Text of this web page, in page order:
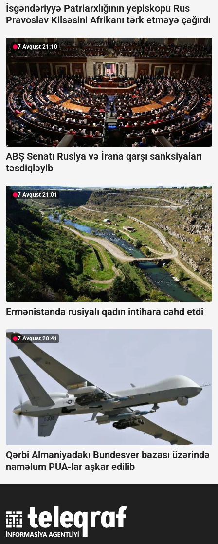
İsgəndəriyyə Patriarxlığının yepiskopu Rus
Pravoslav Kilsəsini Afrikanı tərk etməyə çağırdı
7 Avqust 21:10
ABŞ Senatı Rusiya və İrana qarşı sanksiyaları
təsdiqləyib
7 Avqust 21:01
Ermənistanda rusiyalı qadın intihara cəhd etdi
7 Avqust 20:41
Qərbi Almaniyadakı Bundesver bazası üzərində
naməlum PUA-lar aşkar edilib